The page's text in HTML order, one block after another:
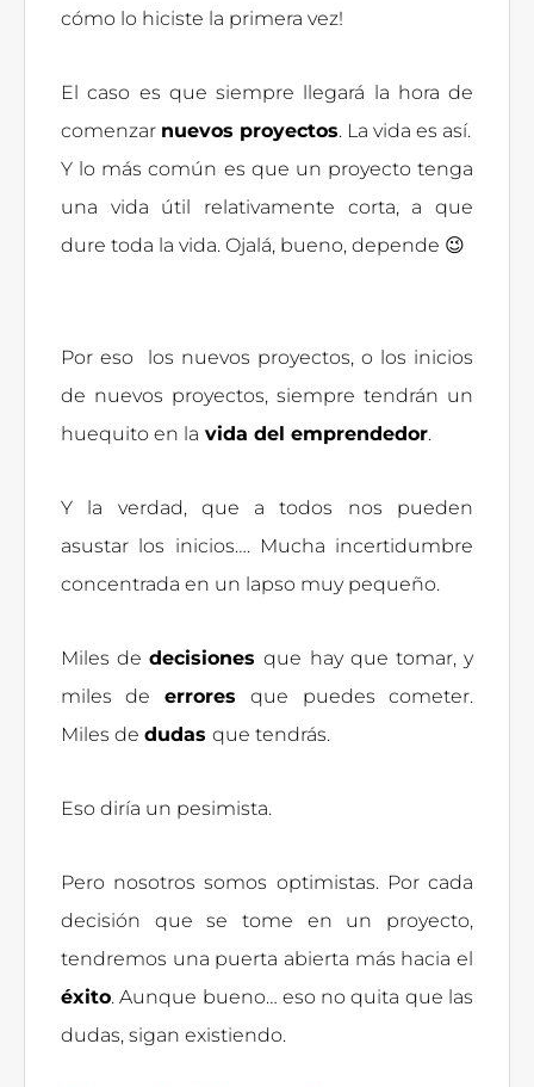
cómo lo hiciste la primera vez!
El caso es que siempre llegará la hora de
comenzar nuevos proyectos. La vida es así.
Y lo más común es que un proyecto tenga
una vida útil relativamente corta, a que
dure toda la vida. Ojalá, bueno, depende 😉
Por eso los nuevos proyectos, o los inicios
de nuevos proyectos, siempre tendrán un
huequito en la vida del emprendedor.
Y la verdad, que a todos nos pueden
asustar los inicios…. Mucha incertidumbre
concentrada en un lapso muy pequeño.
Miles dedecisionesque hay que tomar, y
miles de erroresque puedes cometer.
Miles de dudas que tendrás.
Eso diría un pesimista.
Pero nosotros somos optimistas. Por cada
decisión que se tome en un proyecto,
tendremos una puerta abierta más hacia el
éxito. Aunque bueno… eso no quita que las
dudas, sigan existiendo.